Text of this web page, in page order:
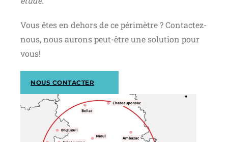
Vous êtes en dehors de ce périmètre ? Contactez-
nous, nous aurons peut-être une solution pour
vous!
NOUS CONTACTER